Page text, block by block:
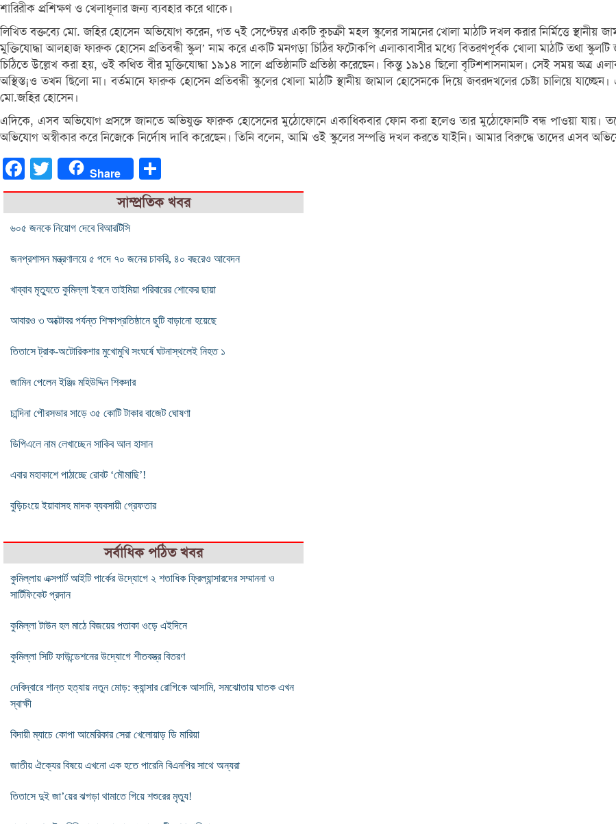
শারিরীক প্রশিক্ষণ ও খেলাধূলার জন্য ব্যবহার করে থাকে।
লিখিত বক্তব্যে মো. জহির হোসেন অভিযোগ করেন, গত ৭ই সেপ্টেম্বর একটি কুচক্রী মহল স্কুলের সামনের খোলা মাঠটি দখল করার নির্মিত্তে স্থানীয়
মুক্তিযোদ্ধা আলহাজ ফারুক হোসেন প্রতিবন্ধী স্কুল’ নাম করে একটি মনগড়া চিঠির ফটোকপি এলাকাবাসীর মধ্যে বিতরণপূর্বক খোলা মাঠটি তথা
চিঠিতে উল্লেখ করা হয়, ওই কথিত বীর মুক্তিযোদ্ধা ১৯১৪ সালে প্রতিষ্ঠানটি প্রতিষ্ঠা করেছেন। কিন্তু ১৯১৪ ছিলো বৃটিশশাসনামল। সেই সময়
অস্থিস্ত¡ও তখন ছিলো না। বর্তমানে ফারুক হোসেন প্রতিবন্ধী স্কুলের খোলা মাঠটি স্থানীয় জামাল হোসেনকে দিয়ে জবরদখলের চেষ্টা চালিয়ে
মো.জহির হোসেন।
এদিকে, এসব অভিযোগ প্রসঙ্গে জানতে অভিযুক্ত ফারুক হোসেনের মুঠোফোনে একাধিকবার ফোন করা হলেও তার মুঠোফোনটি বন্ধ পাওয়া
অভিযোগ অস্বীকার করে নিজেকে নির্দোষ দাবি করেছেন। তিনি বলেন, আমি ওই স্কুলের সম্পত্তি দখল করতে যাইনি। আমার বিরুদ্ধে তাদের এসব
FacebookTwitter Share
সাম্প্রতিক খবর
৬০৫ জনকে নিয়োগ দেবে বিআরটিসি
জনপ্রশাসন মন্ত্রণালয়ে ৫ পদে ৭০ জনের চাকরি, ৪০ বছরেও আবেদন
খাব্বাব মৃত্যুতে কুমিল্লা ইবনে তাইমিয়া পরিবারের শোকের ছায়া
আবারও ৩ অক্টোবর পর্যন্ত শিক্ষাপ্রতিষ্ঠানে ছুটি বাড়ানো হয়েছে
তিতাসে ট্রাক-অটোরিকশার মুখোমুখি সংঘর্ষে ঘটনাস্থলেই নিহত ১
জামিন পেলেন ইঞ্জিঃ মহিউদ্দিন শিকদার
চান্দিনা পৌরসভার সাড়ে ৩৫ কোটি টাকার বাজেট ঘোষণা
ডিপিএলে নাম লেখাচ্ছেন সাকিব আল হাসান
এবার মহাকাশে পাঠাচ্ছে রোবট ‘মৌমাছি’!
বুড়িচংয়ে ইয়াবাসহ মাদক ব্যবসায়ী গ্রেফতার
সর্বাধিক পঠিত খবর
কুমিল্লায় এক্সপার্ট আইটি পার্কের উদ্যোগে ২ শতাধিক ফ্রিল্যান্সারদের সম্মাননা ও
সার্টিফিকেট প্রদান
কুমিল্লা টাউন হল মাঠে বিজয়ের পতাকা ওড়ে এইদিনে
কুমিল্লা সিটি ফাউন্ডেশনের উদ্যোগে শীতবস্ত্র বিতরণ
দেবিদ্বারে শান্ত হত্যায় নতুন মোড়: ক্যান্সার রোগিকে আসামি, সমঝোতায় ঘাতক এখন
স্বাক্ষী
বিদায়ী ম্যাচে কোপা আমেরিকার সেরা খেলোয়াড় ডি মারিয়া
জাতীয় ঐক্যের বিষয়ে এখনো এক হতে পারেনি বিএনপির সাথে অন্যরা
তিতাসে দুই জা’য়ের ঝগড়া থামাতে গিয়ে শশুরের মৃত্যু!